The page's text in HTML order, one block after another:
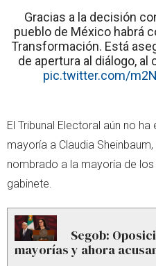
Gracias a la decisión
pueblo de México habrá
Transformación. Está
de apertura al diálogo, al
pic.twitter.com/
El Tribunal Electoral aún no
mayoría a Claudia
nombrado a la mayoría de
gabinete.
Segob:
mayorías y ahora